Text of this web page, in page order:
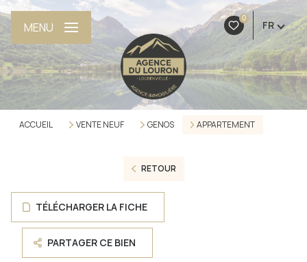
0
FR
MENU
ACCUEIL VENTE NEUF GENOS APPARTEMENT
RETOUR
TÉLÉCHARGER LA FICHE
PARTAGER CE BIEN